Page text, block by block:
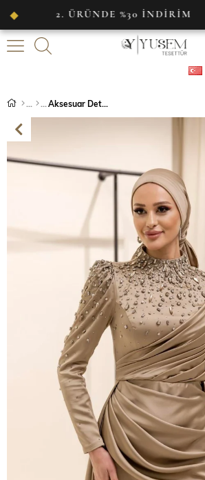
2. ÜRÜNDE %30 İNDİRİM ◆
Aksesuar Detaylı Drapeli Saten Abiye Gold